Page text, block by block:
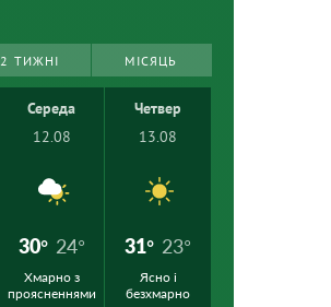
2 ТИЖНІ МІСЯЦЬ
Середа
12.08
30° 24°
Хмарно з
проясненнями
Четвер
13.08
31° 23°
Ясно і
безхмарно